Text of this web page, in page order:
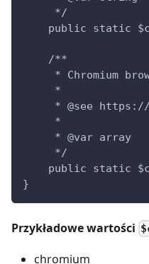
     */
public static
    /**
* Chromium
     *
* @see
     *
     * @var array
     */
public static
}
Przykładowe wartości
chromium